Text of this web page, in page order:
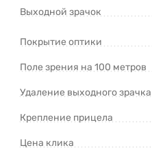
Выходной зрачок
Покрытие оптики
Поле зрения на 100 метров
Удаление выходного зрачка
Крепление прицела
Цена клика